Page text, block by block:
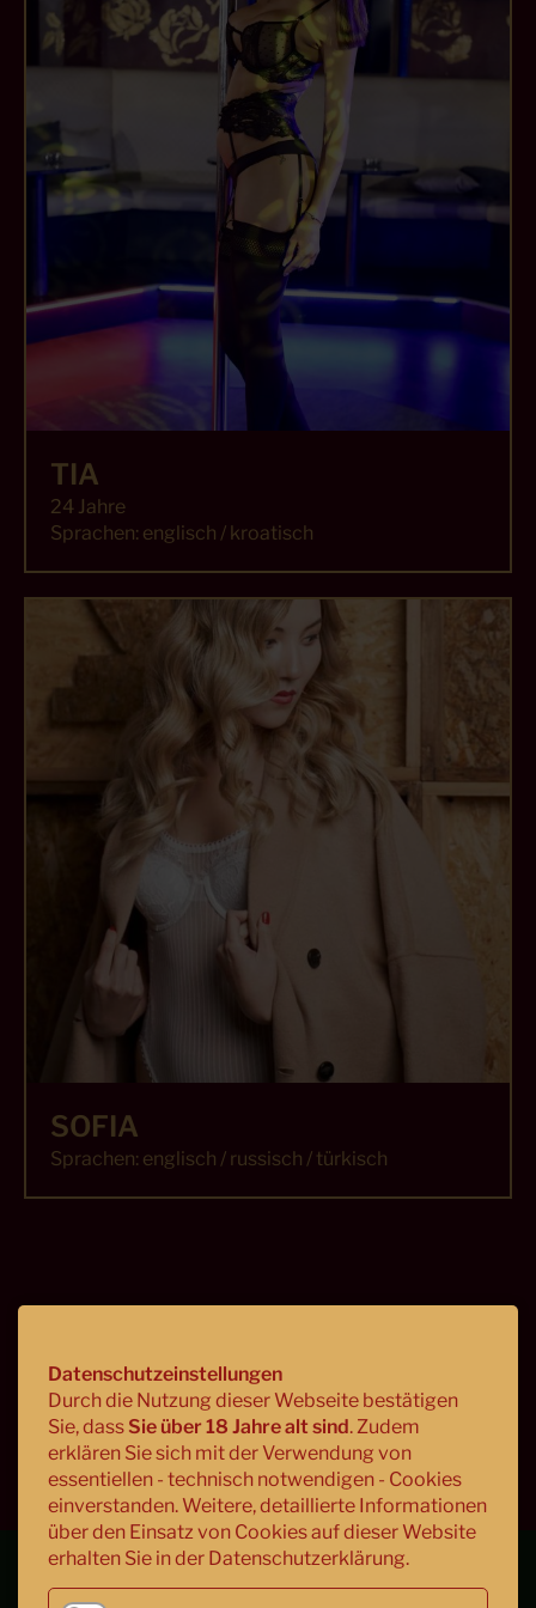
TIA
24 Jahre
Sprachen: englisch / kroatisch
SOFIA
Sprachen: englisch / russisch / türkisch
TEAM BABALOU
Datenschutzeinstellungen
Durch die Nutzung dieser Webseite bestätigen
Sie, dass Sie über 18 Jahre alt sind. Zudem
erklären Sie sich mit der Verwendung von
essentiellen - technisch notwendigen - Cookies
einverstanden. Weitere, detaillierte Informationen
über den Einsatz von Cookies auf dieser Website
erhalten Sie in der Datenschutzerklärung.